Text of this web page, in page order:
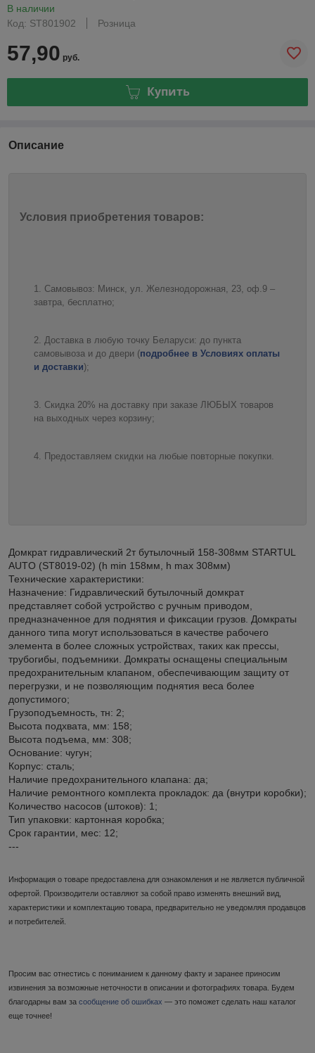
В наличии
Код: ST801902
Розница
57,90 руб.
Купить
Описание
Условия приобретения товаров:
Самовывоз: Минск, ул. Железнодорожная, 23, оф.9 –
завтра, бесплатно;
Доставка в любую точку Беларуси: до пункта
самовывоза и до двери (подробнее в Условиях оплаты
и доставки);
Скидка 20% на доставку при заказе ЛЮБЫХ товаров
на выходных через корзину;
Предоставляем скидки на любые повторные покупки.
Домкрат гидравлический 2т бутылочный 158-308мм STARTUL
AUTO (ST8019-02) (h min 158мм, h max 308мм)
Технические характеристики:
Назначение: Гидравлический бутылочный домкрат
представляет собой устройство с ручным приводом,
предназначенное для поднятия и фиксации грузов. Домкраты
данного типа могут использоваться в качестве рабочего
элемента в более сложных устройствах, таких как прессы,
трубогибы, подъемники. Домкраты оснащены специальным
предохранительным клапаном, обеспечивающим защиту от
перегрузки, и не позволяющим поднятия веса более
допустимого;
Грузоподъемность, тн: 2;
Высота подхвата, мм: 158;
Высота подъема, мм: 308;
Основание: чугун;
Корпус: сталь;
Наличие предохранительного клапана: да;
Наличие ремонтного комплекта прокладок: да (внутри коробки);
Количество насосов (штоков): 1;
Тип упаковки: картонная коробка;
Срок гарантии, мес: 12;
---
Информация о товаре предоставлена для ознакомления и не является публичной
офертой. Производители оставляют за собой право изменять внешний вид,
характеристики и комплектацию товара, предварительно не уведомляя продавцов
и потребителей.
Просим вас отнестись с пониманием к данному факту и заранее приносим
извинения за возможные неточности в описании и фотографиях товара. Будем
благодарны вам за сообщение об ошибках — это поможет сделать наш каталог
еще точнее!